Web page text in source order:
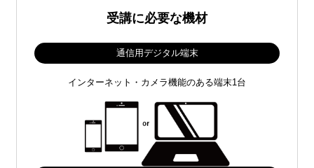
受講に必要な機材
通信用デジタル端末
インターネット・カメラ機能のある端末1台